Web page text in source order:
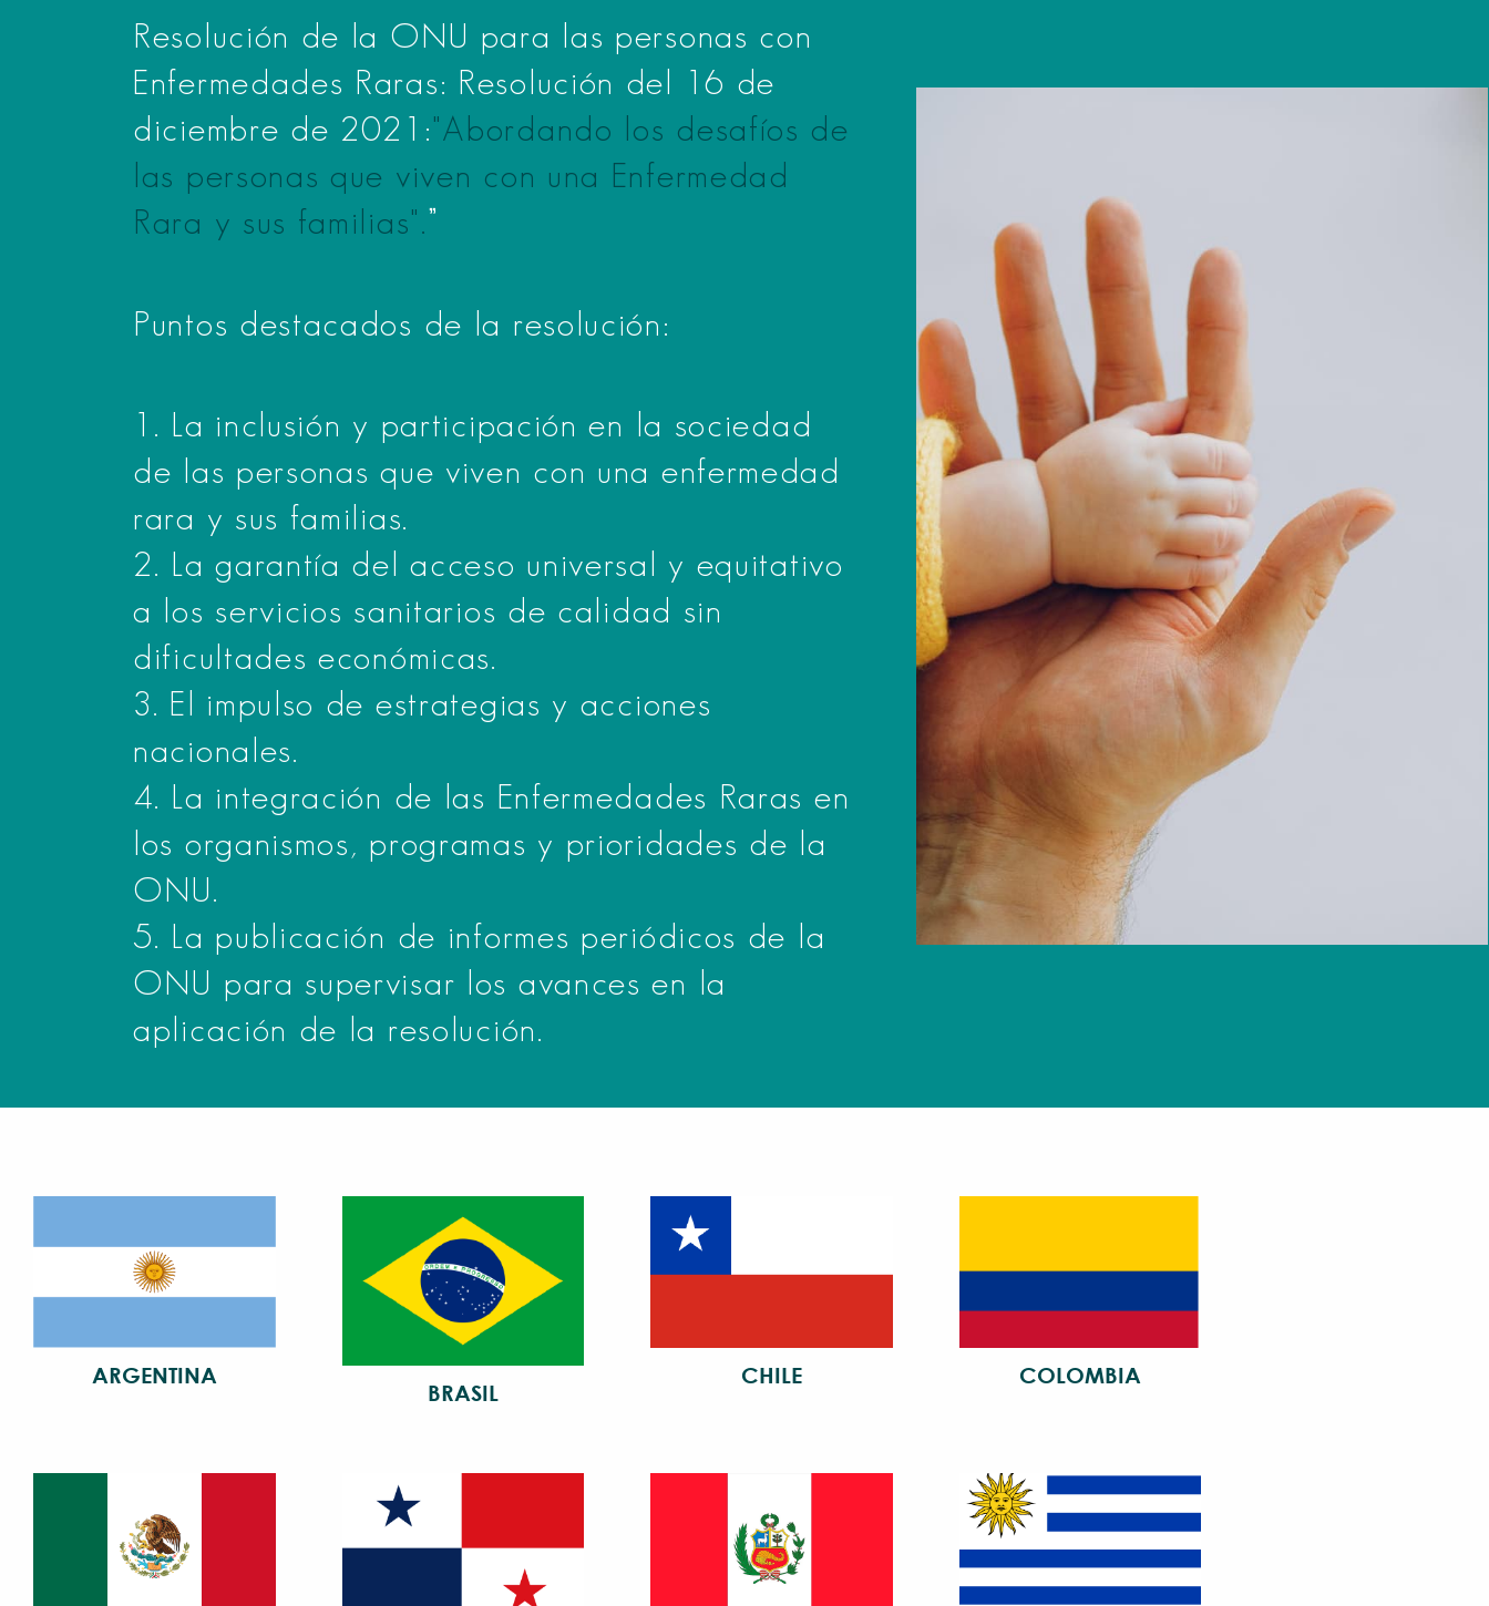
Resolución de la ONU para las personas con
Enfermedades Raras: Resolución del 16 de
diciembre de 2021:"Abordando los desafíos de
las personas que viven con una Enfermedad
Rara y sus familias".”
Puntos destacados de la resolución:
1. La inclusión y participación en la sociedad
de las personas que viven con una enfermedad
rara y sus familias.
2. La garantía del acceso universal y equitativo
a los servicios sanitarios de calidad sin
dificultades económicas.
3. El impulso de estrategias y acciones
nacionales.
4. La integración de las Enfermedades Raras en
los organismos, programas y prioridades de la
ONU.
5. La publicación de informes periódicos de la
ONU para supervisar los avances en la
aplicación de la resolución.
ARGENTINA
BRASIL
CHILE COLOMBIA